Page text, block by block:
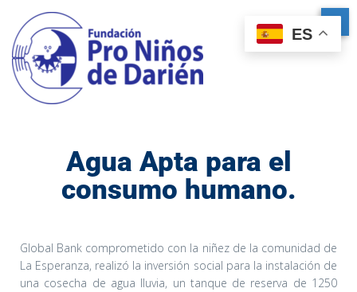
Agua Apta para el
consumo humano.
Global Bank comprometido con la niñez de la comunidad de
La Esperanza, realizó la inversión social para la instalación de
una cosecha de agua lluvia, un tanque de reserva de 1250
ES